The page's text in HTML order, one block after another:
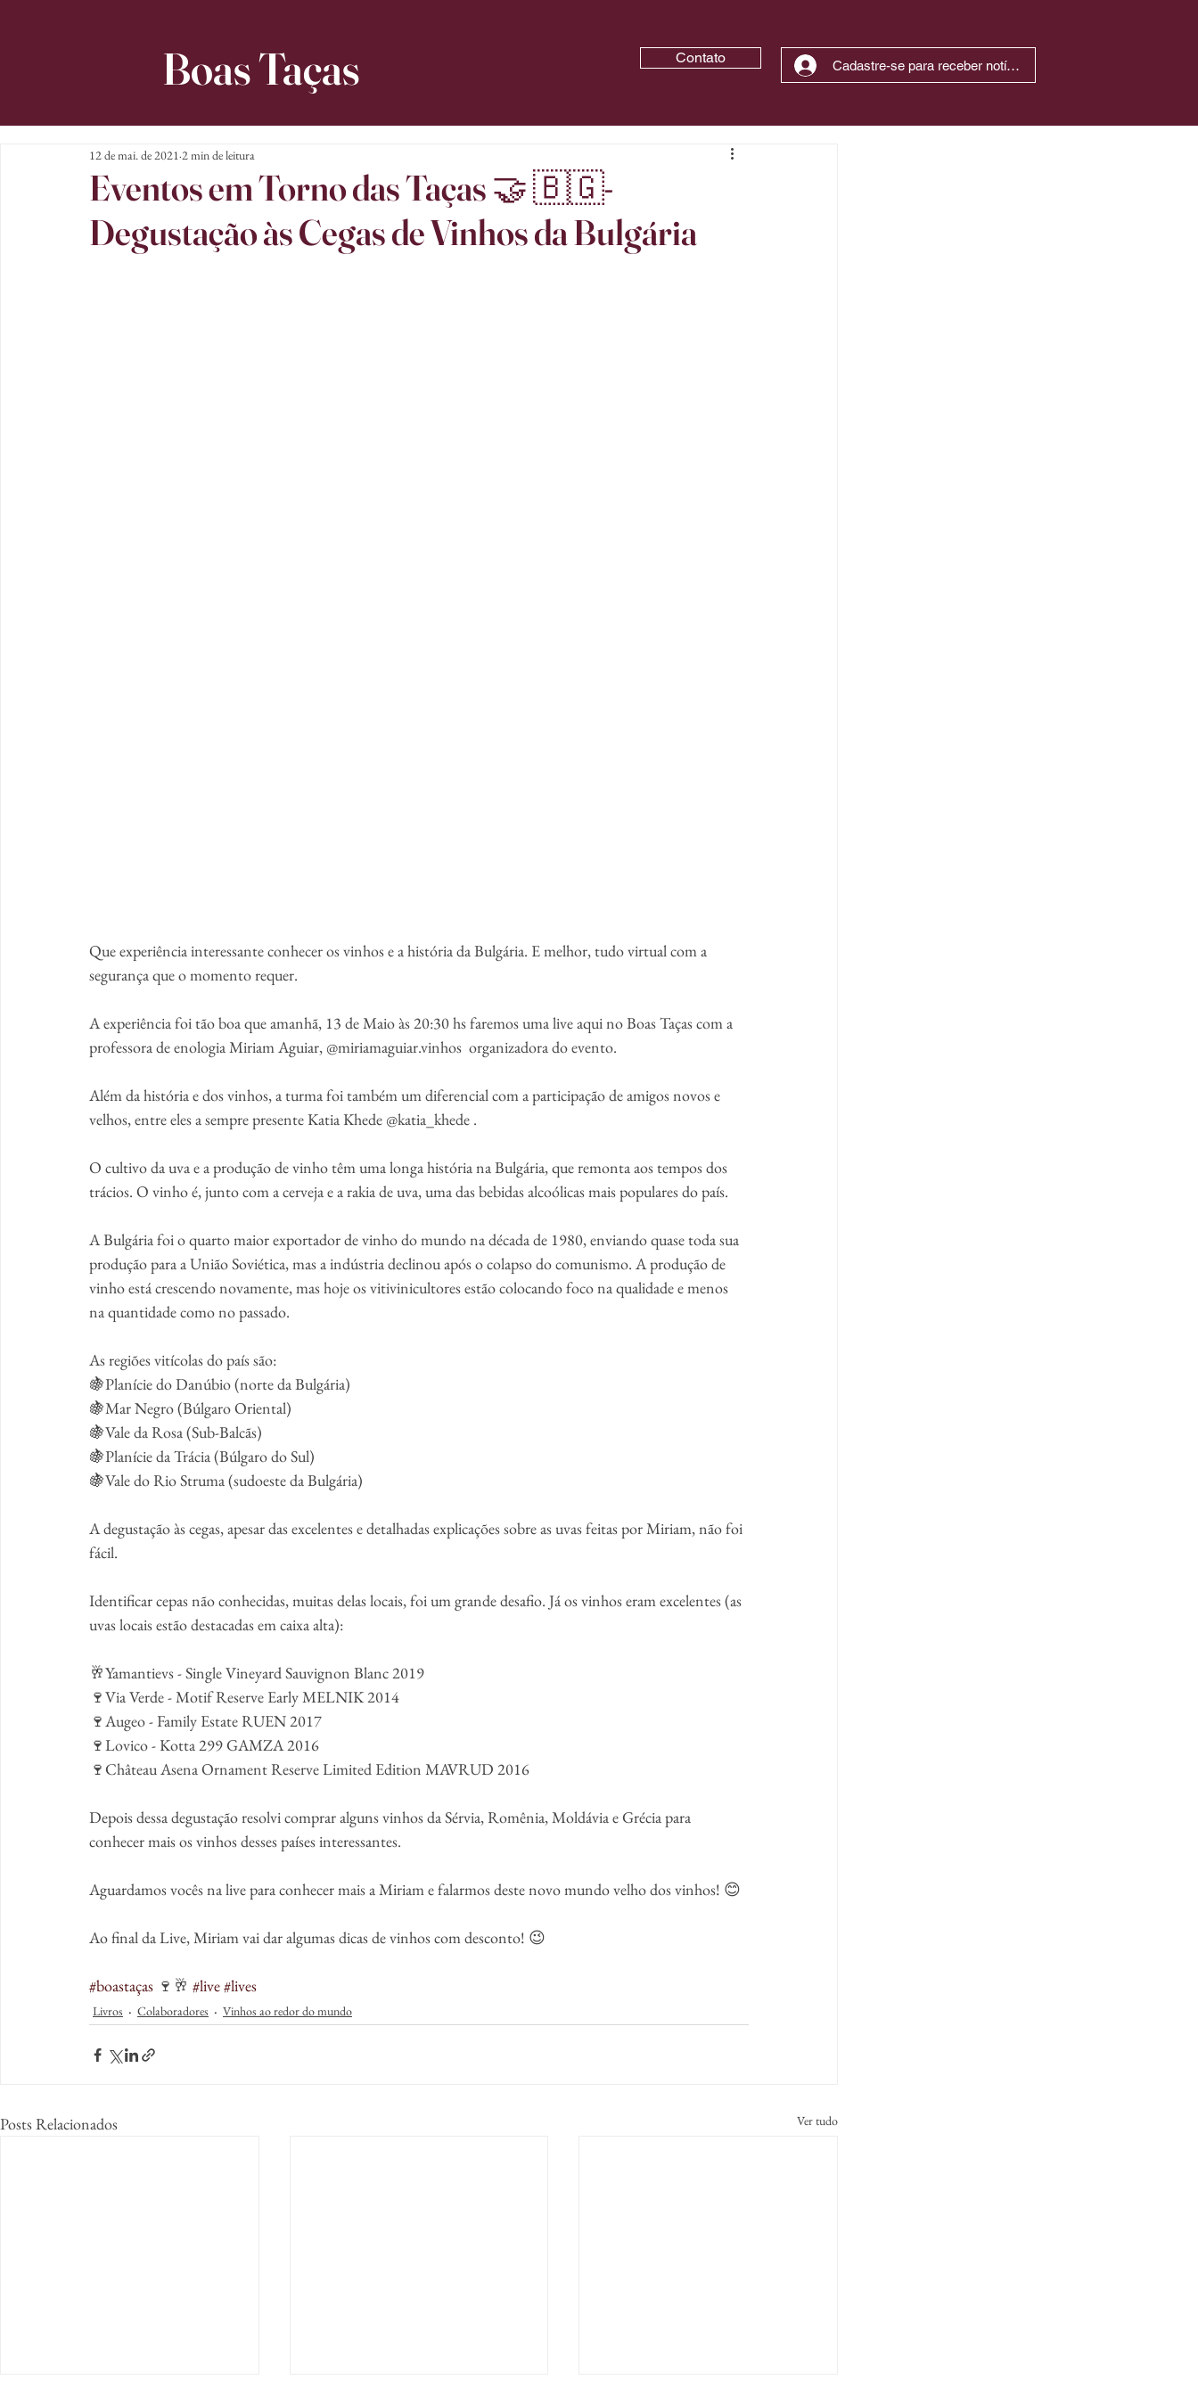
Boas Taças Contato Cadastre-se para receber notícias
Eventos em Torno das Taças 🤝 🇧🇬-
Degustação às Cegas de Vinhos da Bulgária
12 de mai. de 2021 2 min de leitura
Que experiência interessante conhecer os vinhos e a história da Bulgária. E melhor, tudo virtual com a
segurança que o momento requer.
A experiência foi tão boa que amanhã, 13 de Maio às 20:30 hs faremos uma live aqui no Boas Taças com a
professora de enologia Miriam Aguiar, @miriamaguiar.vinhos  organizadora do evento.
Além da história e dos vinhos, a turma foi também um diferencial com a participação de amigos novos e
velhos, entre eles a sempre presente Katia Khede @katia_khede .
O cultivo da uva e a produção de vinho têm uma longa história na Bulgária, que remonta aos tempos dos
trácios. O vinho é, junto com a cerveja e a rakia de uva, uma das bebidas alcoólicas mais populares do país.
A Bulgária foi o quarto maior exportador de vinho do mundo na década de 1980, enviando quase toda sua
produção para a União Soviética, mas a indústria declinou após o colapso do comunismo. A produção de
vinho está crescendo novamente, mas hoje os vitivinicultores estão colocando foco na qualidade e menos
na quantidade como no passado.
As regiões vitícolas do país são:
🍇Planície do Danúbio (norte da Bulgária)
🍇Mar Negro (Búlgaro Oriental)
🍇Vale da Rosa (Sub-Balcãs)
🍇Planície da Trácia (Búlgaro do Sul)
🍇Vale do Rio Struma (sudoeste da Bulgária)
A degustação às cegas, apesar das excelentes e detalhadas explicações sobre as uvas feitas por Miriam, não foi
fácil.
Identificar cepas não conhecidas, muitas delas locais, foi um grande desafio. Já os vinhos eram excelentes (as
uvas locais estão destacadas em caixa alta):
🥂Yamantievs - Single Vineyard Sauvignon Blanc 2019
🍷Via Verde - Motif Reserve Early MELNIK 2014
🍷Augeo - Family Estate RUEN 2017
🍷Lovico - Kotta 299 GAMZA 2016
🍷Château Asena Ornament Reserve Limited Edition MAVRUD 2016
Depois dessa degustação resolvi comprar alguns vinhos da Sérvia, Romênia, Moldávia e Grécia para
conhecer mais os vinhos desses países interessantes.
Aguardamos vocês na live para conhecer mais a Miriam e falarmos deste novo mundo velho dos vinhos! 😊
Ao final da Live, Miriam vai dar algumas dicas de vinhos com desconto! 😉
#boastaças 🍷🥂 #live#lives
Livros Colaboradores Vinhos ao redor do mundo
Posts Relacionados Ver tudo